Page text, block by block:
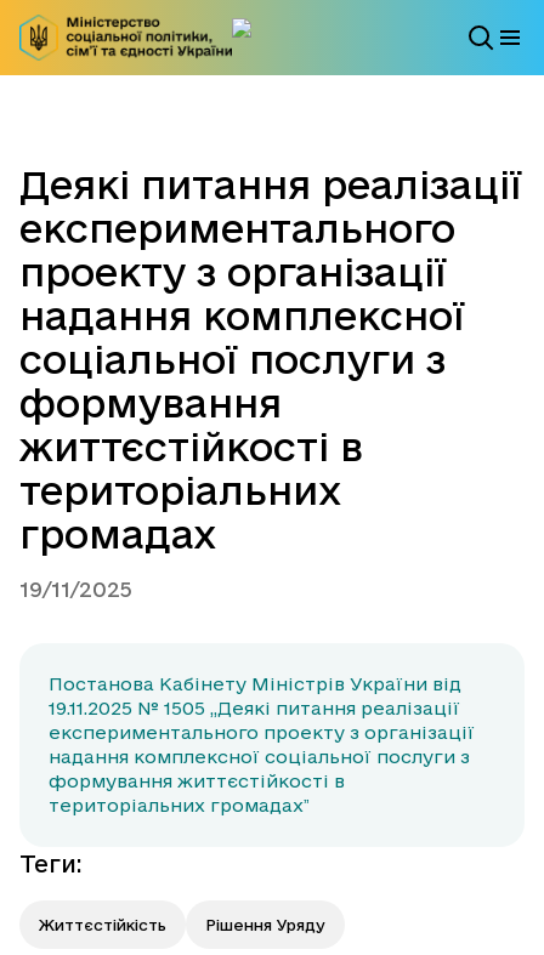
Деякі питання реалізації
експериментального
проекту з організації
надання комплексної
соціальної послуги з
формування
життєстійкості в
територіальних
громадах
19/11/2025
Постанова Кабінету Міністрів України від
19.11.2025 № 1505 „Деякі питання реалізації
експериментального проекту з організації
надання комплексної соціальної послуги з
формування життєстійкості в
територіальних громадахˮ
Теги:
Життєстійкість Рішення Уряду